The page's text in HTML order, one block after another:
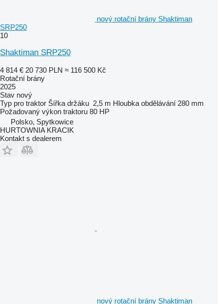
nový rotační brány Shaktiman
SRP250
10
Shaktiman SRP250
4 814 € 20 730 PLN ≈ 116 500 Kč
Rotační brány
2025
Stav nový
Typ pro traktor Šířka držáku 2,5 m Hloubka obdělávání 280 mm
Požadovaný výkon traktoru 80 HP
Polsko, Spytkowice
HURTOWNIA KRACIK
Kontakt s dealerem
nový rotační brány Shaktiman